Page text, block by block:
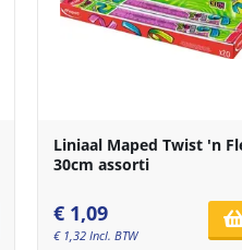
Liniaal Maped Twist 'n
30cm assorti
€ 1,09
€ 1,32 Incl. BTW